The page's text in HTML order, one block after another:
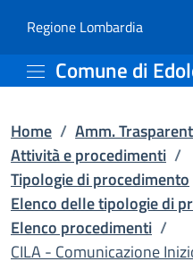
CILA -
Regione Lombardia(apre in
Comune di
Home / Amm.
Attività e procedimenti /
Tipologie di procedimento
Elenco delle tipologie di
Elenco procedimenti /
CILA - Comunicazione